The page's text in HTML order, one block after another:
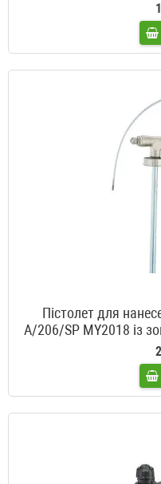
Пістолет для
A/206/SP MY2018 із